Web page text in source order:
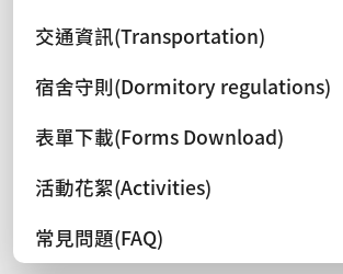
交通資訊(Transportation)
宿舍守則(Dormitory regulations)
表單下載(Forms Download)
活動花絮(Activities)
常見問題(FAQ)